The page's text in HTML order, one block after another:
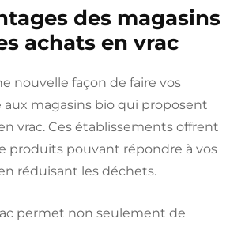
des magasins
achats en vrac
nouvelle façon de faire vos
aux magasins bio qui proposent
vrac. Ces établissements offrent
produits pouvant répondre à vos
réduisant les déchets.
permet non seulement de